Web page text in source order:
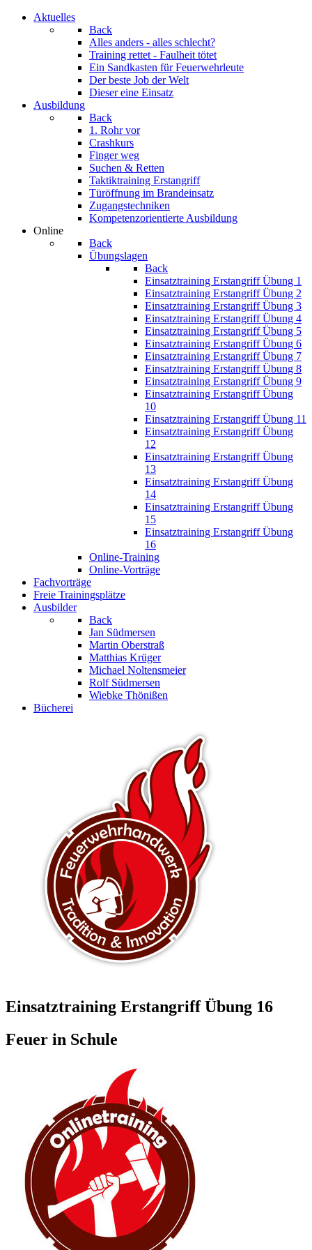
Aktuelles
Back
Alles anders - alles schlecht?
Training rettet - Faulheit tötet
Ein Sandkasten für Feuerwehrleute
Der beste Job der Welt
Dieser eine Einsatz
Ausbildung
Back
1. Rohr vor
Crashkurs
Finger weg
Suchen & Retten
Taktiktraining Erstangriff
Türöffnung im Brandeinsatz
Zugangstechniken
Kompetenzorientierte Ausbildung
Online
Back
Übungslagen
Back
Einsatztraining Erstangriff Übung 1
Einsatztraining Erstangriff Übung 2
Einsatztraining Erstangriff Übung 3
Einsatztraining Erstangriff Übung 4
Einsatztraining Erstangriff Übung 5
Einsatztraining Erstangriff Übung 6
Einsatztraining Erstangriff Übung 7
Einsatztraining Erstangriff Übung 8
Einsatztraining Erstangriff Übung 9
Einsatztraining Erstangriff Übung
10
Einsatztraining Erstangriff Übung 11
Einsatztraining Erstangriff Übung
12
Einsatztraining Erstangriff Übung
13
Einsatztraining Erstangriff Übung
14
Einsatztraining Erstangriff Übung
15
Einsatztraining Erstangriff Übung
16
Online-Training
Online-Vorträge
Fachvorträge
Freie Trainingsplätze
Ausbilder
Back
Jan Südmersen
Martin Oberstraß
Matthias Krüger
Michael Noltensmeier
Rolf Südmersen
Wiebke Thönißen
Bücherei
Einsatztraining Erstangriff Übung 16
Feuer in Schule